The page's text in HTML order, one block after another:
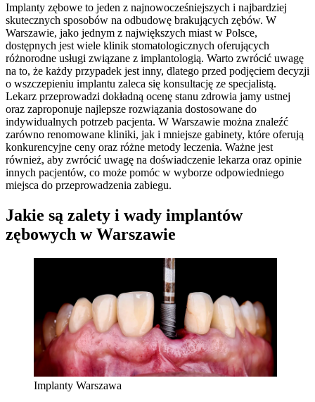
Implanty zębowe to jeden z najnowocześniejszych i najbardziej
skutecznych sposobów na odbudowę brakujących zębów. W
Warszawie, jako jednym z największych miast w Polsce,
dostępnych jest wiele klinik stomatologicznych oferujących
różnorodne usługi związane z implantologią. Warto zwrócić uwagę
na to, że każdy przypadek jest inny, dlatego przed podjęciem decyzji
o wszczepieniu implantu zaleca się konsultację ze specjalistą.
Lekarz przeprowadzi dokładną ocenę stanu zdrowia jamy ustnej
oraz zaproponuje najlepsze rozwiązania dostosowane do
indywidualnych potrzeb pacjenta. W Warszawie można znaleźć
zarówno renomowane kliniki, jak i mniejsze gabinety, które oferują
konkurencyjne ceny oraz różne metody leczenia. Ważne jest
również, aby zwrócić uwagę na doświadczenie lekarza oraz opinie
innych pacjentów, co może pomóc w wyborze odpowiedniego
miejsca do przeprowadzenia zabiegu.
Jakie są zalety i wady implantów
zębowych w Warszawie
Implanty Warszawa